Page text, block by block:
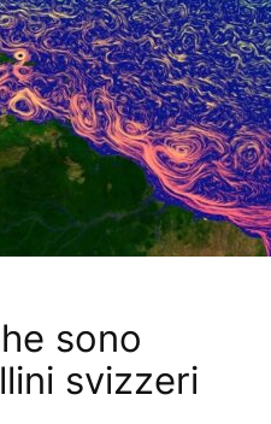
sono
svizzeri